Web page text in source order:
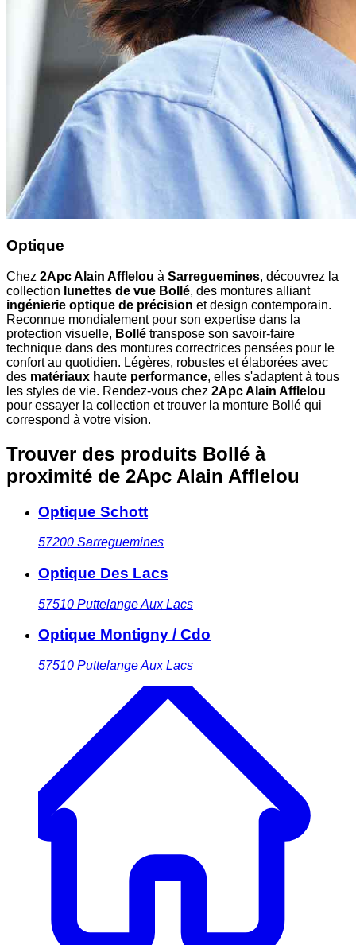
Optique
Chez 2Apc Alain Afflelou à Sarreguemines, découvrez la
collection lunettes de vue Bollé, des montures alliant
ingénierie optique de précision et design contemporain.
Reconnue mondialement pour son expertise dans la
protection visuelle, Bollé transpose son savoir-faire
technique dans des montures correctrices pensées pour le
confort au quotidien. Légères, robustes et élaborées avec
des matériaux haute performance, elles s'adaptent à tous
les styles de vie. Rendez-vous chez 2Apc Alain Afflelou
pour essayer la collection et trouver la monture Bollé qui
correspond à votre vision.
Trouver des produits Bollé à
proximité de 2Apc Alain Afflelou
Optique Schott
57200 Sarreguemines
Optique Des Lacs
57510 Puttelange Aux Lacs
Optique Montigny / Cdo
57510 Puttelange Aux Lacs